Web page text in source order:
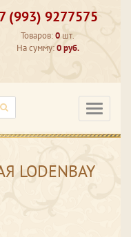
(993) 9277575
Товаров:0 шт.
На сумму:0 руб.